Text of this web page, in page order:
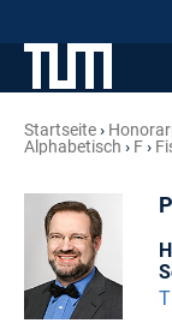
Startseite
Alphabetisch
F